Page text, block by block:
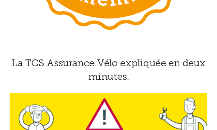
La TCS Assurance Vélo expliquée en deux
minutes.